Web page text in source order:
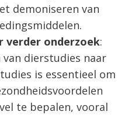
demoniseren van
verder onderzoek:
dierstudies naar
is essentieel om
te bepalen, vooral